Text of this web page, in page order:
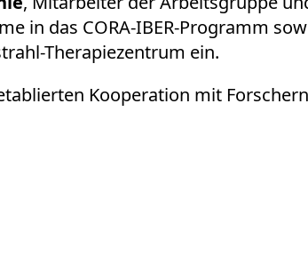
in das CORA-IBER-Programm
Therapiezentrum ein.
Kooperation mit